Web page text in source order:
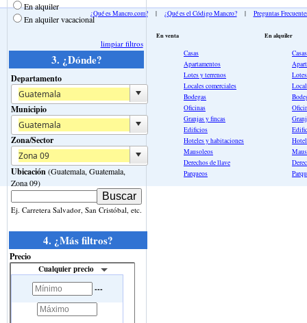
En alquiler
En alquiler vacacional
limpiar filtros
3. ¿Dónde?
Departamento
Municipio
Zona/Sector
Ubicación(Guatemala, Guatemala,
Zona 09)
Ej. Carretera Salvador, San Cristóbal, etc.
4. ¿Más filtros?
Precio
Cualquier precio
---
¿Qué es Mancro.com?| ¿Qué es el Código Mancro?| Preguntas
En venta
Casas
Apartamentos
Lotes y terrenos
Locales comerciales
Bodegas
Oficinas
Granjas y fincas
Edificios
Hoteles y habitaciones
Mausoleos
Derechos de llave
Parqueos
En alquiler
Casas